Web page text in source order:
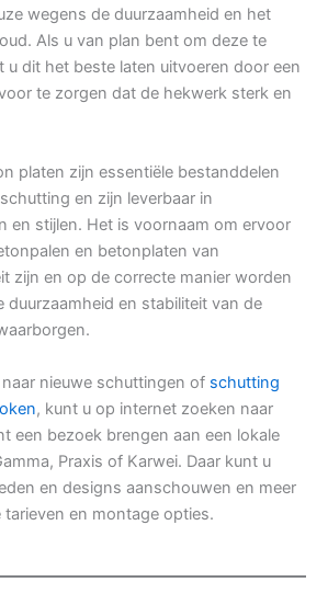
wegens de duurzaamheid en het
Als u van plan bent om deze te
u dit het beste laten uitvoeren door een
te zorgen dat de hekwerk sterk en
platen zijn essentiële bestanddelen
en zijn leverbaar in
en stijlen. Het is voornaam om ervoor
en betonplaten van
zijn en op de correcte manier worden
duurzaamheid en stabiliteit van de
nieuwe schuttingen of schutting
, kunt u op internet zoeken naar
een bezoek brengen aan een lokale
Praxis of Karwei. Daar kunt u
en designs aanschouwen en meer
en montage opties.